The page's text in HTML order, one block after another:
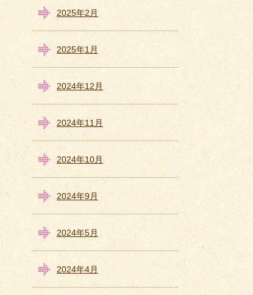
2025年2月
2025年1月
2024年12月
2024年11月
2024年10月
2024年9月
2024年5月
2024年4月